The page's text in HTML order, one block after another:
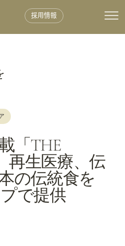
採用情報
「THE
再生医療、伝
の伝統食を
で提供